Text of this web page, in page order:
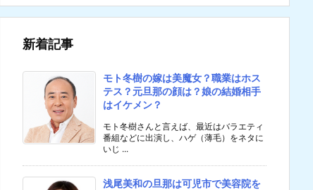
新着記事
モト冬樹の嫁は美魔女？職業はホス
テス？元旦那の顔は？娘の結婚相手
はイケメン？
モト冬樹さんと言えば、最近はバラエティ
番組などに出演し、ハゲ（薄毛）をネタに
いじ ...
浅尾美和の旦那は可児市で美容院を